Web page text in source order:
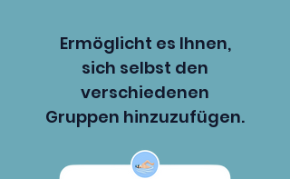
Ermöglicht es Ihnen,
sich selbst den
verschiedenen
Gruppen hinzuzufügen.